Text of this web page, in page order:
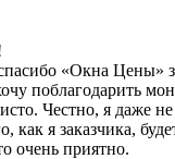
«Окна Цены»
поблагодарить
Честно, я даже
как я заказчика,
очень приятно.